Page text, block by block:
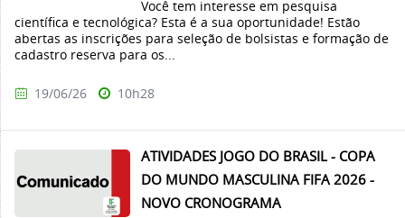
Você tem interesse em pesquisa
científica e tecnológica? Esta é a sua oportunidade! Estão
abertas as inscrições para seleção de bolsistas e formação de
cadastro reserva para os...
19/06/26 10h28
ATIVIDADES JOGO DO BRASIL - COPA
DO MUNDO MASCULINA FIFA 2026 -
NOVO CRONOGRAMA